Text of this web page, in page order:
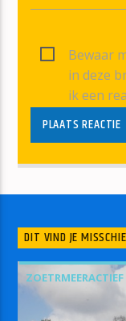
Bewaar
in deze
ik een
DIT VIND JE
ZOETRMEERACTIEF